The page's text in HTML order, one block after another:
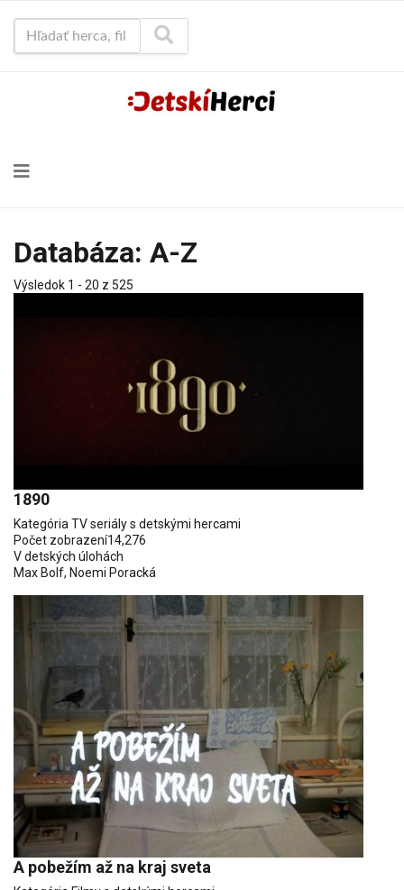
Databáza: A-Z
Výsledok 1 - 20 z 525
1890
Kategória TV seriály s detskými hercami
Počet zobrazení14,276
V detských úlohách
Max Bolf, Noemi Poracká
A pobežím až na kraj sveta